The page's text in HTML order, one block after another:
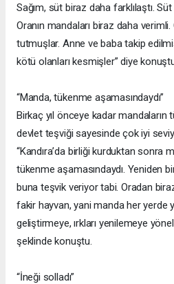
Sağım, süt biraz daha farklılaştı.
Oranın mandaları biraz daha
tutmuşlar. Anne ve baba takip
kötü olanları kesmişler” diye
“Manda, tükenme aşamasındaydı”
Birkaç yıl önceye kadar mandaların
devlet teşviği sayesinde çok iyi
“Kandıra’da birliği kurduktan sonra
tükenme aşamasındaydı. Yeniden
buna teşvik veriyor tabi. Oradan
fakir hayvan, yani manda her yerde
geliştirmeye, ırkları yenilemeye
şeklinde konuştu.
“İneği solladı”